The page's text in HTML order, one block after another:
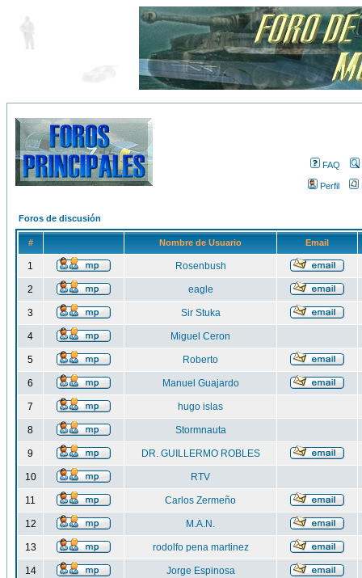
FAQ
Perfil
Foros de discusión
# Nombre de Usuario Email
1 Rosenbush
2 eagle
3 Sir Stuka
4 Miguel Ceron
5 Roberto
6 Manuel Guajardo
7 hugo islas
8 Stormnauta
9 DR. GUILLERMO ROBLES
10 RTV
11 Carlos Zermeño
12 M.A.N.
13 rodolfo pena martinez
14 Jorge Espinosa